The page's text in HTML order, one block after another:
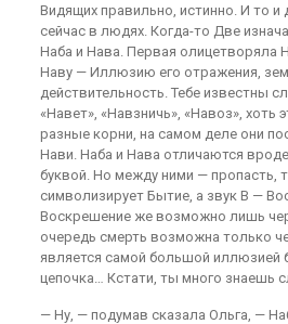
Видящих правильно, истинно. И то и
сейчас в людях. Когда-то Две
Наба и Нава. Первая олицетворяла
Наву — Иллюзию его отражения,
действительность. Тебе известны
«Навет», «Навзничь», «Навоз», хоть
разные корни, на самом деле они
Нави. Наба и Нава отличаются
буквой. Но между ними — пропасть,
символизирует Бытие, а звук В —
Воскрешение же возможно лишь
очередь смерть возможна только
является самой большой иллюзией
цепочка… Кстати, ты много знаешь
— Ну, — подумав сказала Ольга, —